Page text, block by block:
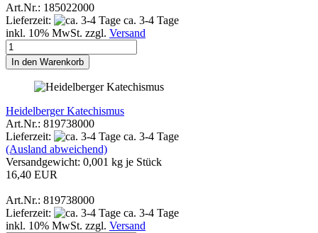
Art.Nr.: 185022000
Lieferzeit:
ca. 3-4 Tage
inkl. 10% MwSt. zzgl. Versand
In den Warenkorb
Heidelberger Katechismus
Art.Nr.: 819738000
Lieferzeit:
ca. 3-4 Tage
(Ausland abweichend)
Versandgewicht: 0,001 kg je Stück
16,40 EUR
Art.Nr.: 819738000
Lieferzeit:
ca. 3-4 Tage
inkl. 10% MwSt. zzgl. Versand